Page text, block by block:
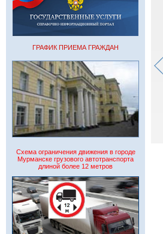
ГРАФИК ПРИЕМА ГРАЖДАН
Схема ограничения движения в городе
Мурманске грузового автотранспорта
длиной более 12 метров